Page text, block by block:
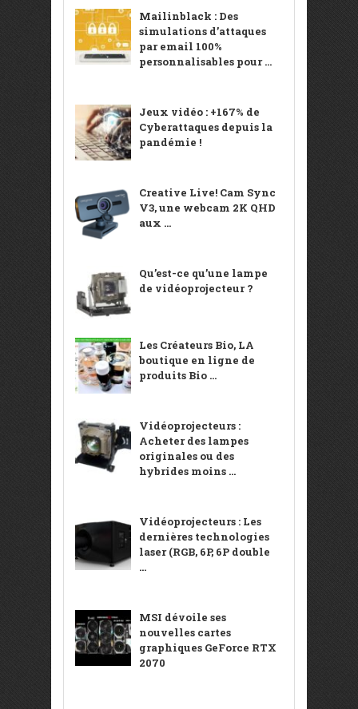
Mailinblack : Des
simulations d’attaques
par email 100%
personnalisables pour ...
Jeux vidéo : +167% de
Cyberattaques depuis la
pandémie !
Creative Live! Cam Sync
V3, une webcam 2K QHD
aux ...
Qu’est-ce qu’une lampe
de vidéoprojecteur ?
Les Créateurs Bio, LA
boutique en ligne de
produits Bio ...
Vidéoprojecteurs :
Acheter des lampes
originales ou des
hybrides moins ...
Vidéoprojecteurs : Les
dernières technologies
laser (RGB, 6P, 6P double
...
MSI dévoile ses
nouvelles cartes
graphiques GeForce RTX
2070